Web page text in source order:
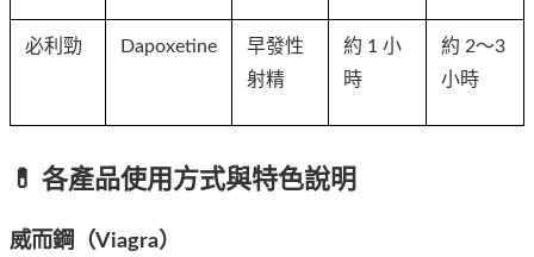
必利勁 Dapoxetine
早發性
射精
約 1 小
時
約 2～3
小時
💊 各產品使用方式與特色說明
威而鋼（Viagra）